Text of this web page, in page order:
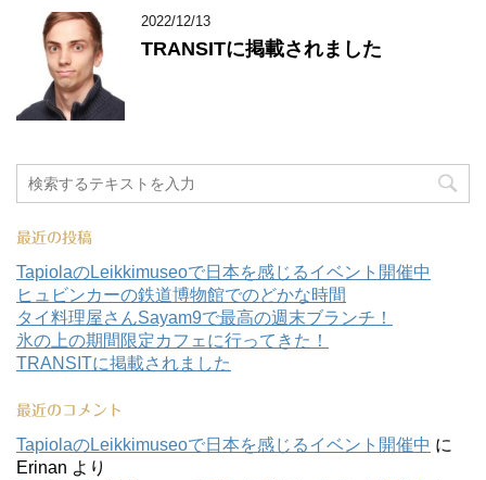
2022/12/13
TRANSITに掲載されました
最近の投稿
TapiolaのLeikkimuseoで日本を感じるイベント開催中
ヒュビンカーの鉄道博物館でのどかな時間
タイ料理屋さんSayam9で最高の週末ブランチ！
氷の上の期間限定カフェに行ってきた！
TRANSITに掲載されました
最近のコメント
TapiolaのLeikkimuseoで日本を感じるイベント開催中 に
Erinan より